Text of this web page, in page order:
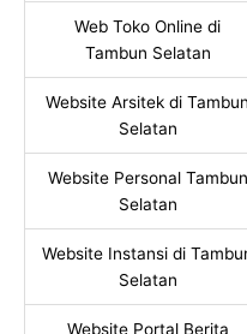
Web Toko Online di
Tambun Selatan
Website Arsitek di Tambun
Selatan
Website Personal Tambun
Selatan
Website Instansi di
Selatan
Website Portal Berita